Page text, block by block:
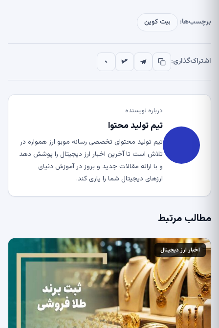
برچسب‌ها: بیت کوین
اشتراک‌گذاری:
درباره نویسنده
تیم تولید محتوا
تیم تولید محتوای تخصصی رسانه موبو ارز همواره در
تلاش است تا آخرین اخبار ارز دیجیتال را پوشش دهد
و با ارائه مقالات جدید و بروز در آموزش دنیای
ارزهای دیجیتال شما را یاری کند.
مطالب مرتبط
اخبار ارز دیجیتال